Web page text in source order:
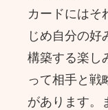
カードにはそ
じめ自分の好
構築する楽し
って相手と戦
があります。